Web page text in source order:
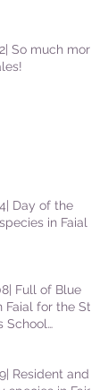
So much more
Day of the
in Faial !
Full of Blue
Faial for the St
School
Resident and